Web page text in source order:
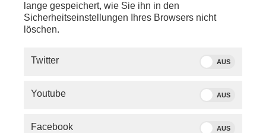
SERVICE
lange gespeichert, wie Sie ihn in den
Sicherheitseinstellungen Ihres Browsers nicht
löschen.
Twitter AUS
Youtube AUS
Facebook AUS